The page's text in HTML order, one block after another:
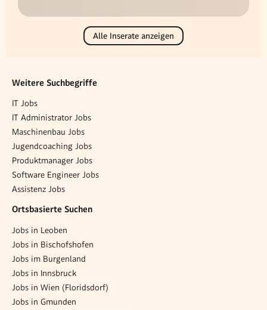
Alle Inserate anzeigen
Weitere Suchbegriffe
IT Jobs
IT Administrator Jobs
Maschinenbau Jobs
Jugendcoaching Jobs
Produktmanager Jobs
Software Engineer Jobs
Assistenz Jobs
Ortsbasierte Suchen
Jobs in Leoben
Jobs in Bischofshofen
Jobs im Burgenland
Jobs in Innsbruck
Jobs in Wien (Floridsdorf)
Jobs in Gmunden